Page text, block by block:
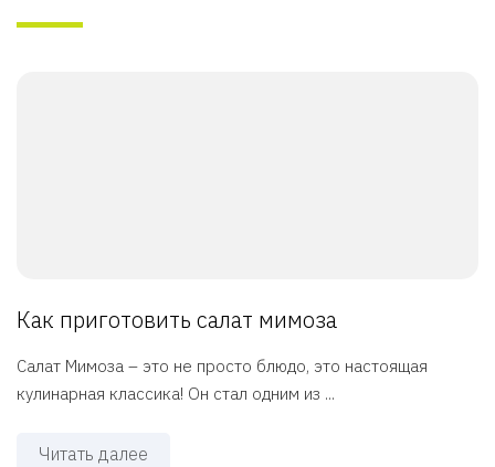
Как приготовить салат мимоза
Салат Мимоза – это не просто блюдо, это настоящая
кулинарная классика! Он стал одним из ...
Читать далее